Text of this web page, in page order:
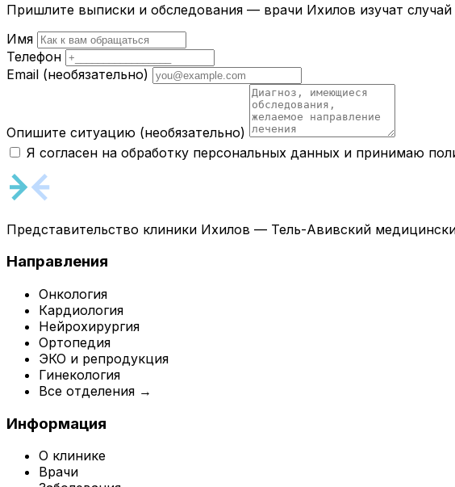
Пришлите выписки и обследования — врачи Ихилов изучат
Имя
Телефон
Email (необязательно)
Опишите ситуацию (необязательно)
Я согласен на обработку персональных данных и принимаю
Представительство клиники Ихилов — Тель-Авивский
Направления
Онкология
Кардиология
Нейрохирургия
Ортопедия
ЭКО и репродукция
Гинекология
Все отделения →
Информация
О клинике
Врачи